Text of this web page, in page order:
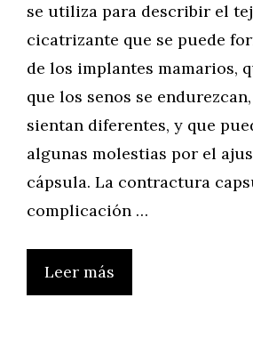
se utiliza para describir el
cicatrizante que se puede
de los implantes mamarios,
que los senos se
sientan diferentes, y que
algunas molestias por el
cápsula. La contractura
complicación …
Leer más